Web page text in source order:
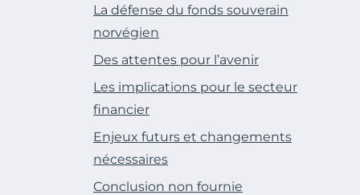
La défense du fonds souverain
norvégien
Des attentes pour l’avenir
Les implications pour le secteur
financier
Enjeux futurs et changements
nécessaires
Conclusion non fournie